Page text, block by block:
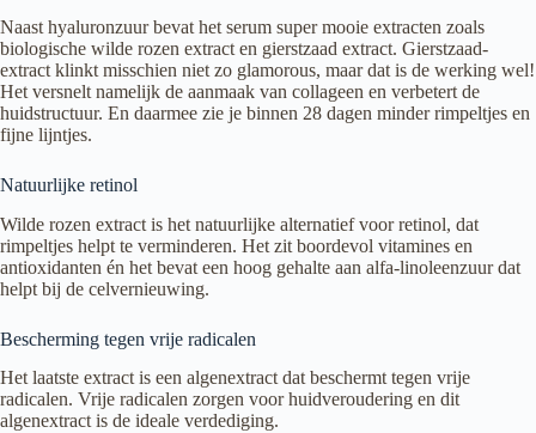
Naast hyaluronzuur bevat het serum super mooie extracten zoals
biologische wilde rozen extract en gierstzaad extract. Gierstzaad-
extract klinkt misschien niet zo glamorous, maar dat is de werking wel!
Het versnelt namelijk de aanmaak van collageen en verbetert de
huidstructuur. En daarmee zie je binnen 28 dagen minder rimpeltjes en
fijne lijntjes.
Natuurlijke retinol
Wilde rozen extract is het natuurlijke alternatief voor retinol, dat
rimpeltjes helpt te verminderen. Het zit boordevol vitamines en
antioxidanten én het bevat een hoog gehalte aan alfa-linoleenzuur dat
helpt bij de celvernieuwing.
Bescherming tegen vrije radicalen
Het laatste extract is een algenextract dat beschermt tegen vrije
radicalen. Vrije radicalen zorgen voor huidveroudering en dit
algenextract is de ideale verdediging.